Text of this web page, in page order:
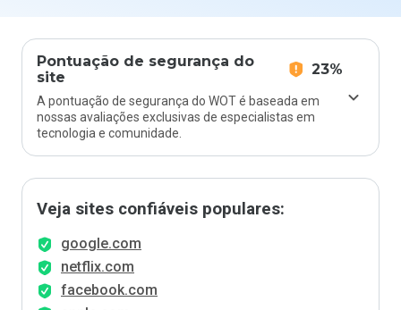
Pontuação de segurança do
site
23%
A pontuação de segurança do WOT é baseada em
nossas avaliações exclusivas de especialistas em
tecnologia e comunidade.
Veja sites confiáveis populares:
google.com
netflix.com
facebook.com